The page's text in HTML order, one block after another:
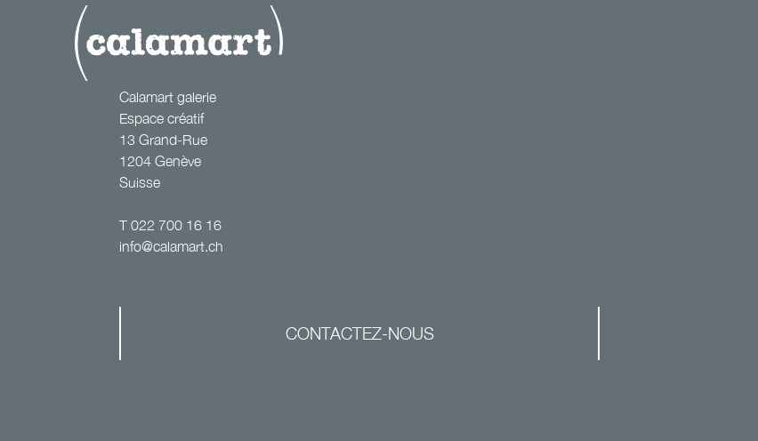
Calamart galerie
Espace créatif
13 Grand-Rue
1204 Genève
Suisse
T022 700 16 16
info@calamart.ch
CONTACTEZ-NOUS